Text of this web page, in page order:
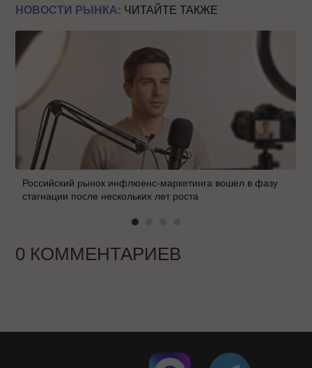
НОВОСТИ РЫНКА: ЧИТАЙТЕ ТАКЖЕ
Российский рынок инфлюенс-маркетинга вошел в фазу
стагнации после нескольких лет роста
0 КОММЕНТАРИЕВ